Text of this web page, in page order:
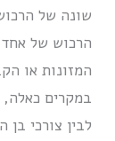
שונה של
הרכוש של אחד
המזונות או
במקרים כאלה,
לבין צורכי